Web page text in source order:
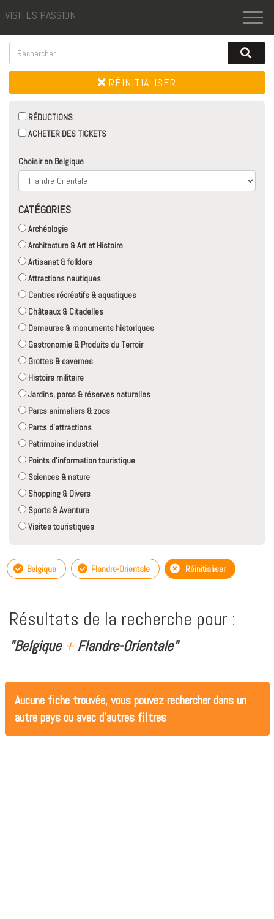
VISITES PASSION
RÉINITIALISER
RÉDUCTIONS
ACHETER DES TICKETS
Choisir en Belgique
CATÉGORIES
Archéologie
Architecture & Art et Histoire
Artisanat & folklore
Attractions nautiques
Centres récréatifs & aquatiques
Châteaux & Citadelles
Demeures & monuments historiques
Gastronomie & Produits du Terroir
Grottes & cavernes
Histoire militaire
Jardins, parcs & réserves naturelles
Parcs animaliers & zoos
Parcs d'attractions
Patrimoine industriel
Points d'information touristique
Sciences & nature
Shopping & Divers
Sports & Aventure
Visites touristiques
Belgique Flandre-Orientale Réinitialiser
Résultats de la recherche pour :
"Belgique +Flandre-Orientale"
Aucune fiche trouvée, vous pouvez rechercher dans un
autre pays ou avec d'autres filtres